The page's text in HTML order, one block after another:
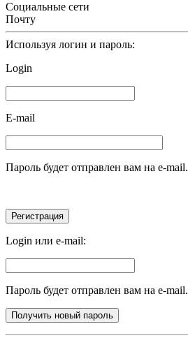
Социальные сети
Почту
Используя логин и пароль:
Login
E-mail
Пароль будет отправлен вам на e-mail.
Login или e-mail:
Пароль будет отправлен вам на e-mail.